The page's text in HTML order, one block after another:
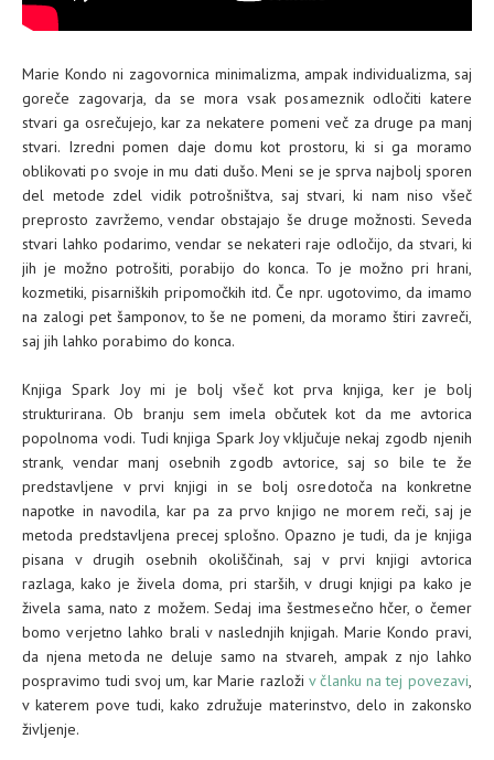
Marie Kondo ni zagovornica minimalizma, ampak individualizma, saj
goreče zagovarja, da se mora vsak posameznik odločiti katere
stvari ga osrečujejo, kar za nekatere pomeni več za druge pa manj
stvari. Izredni pomen daje domu kot prostoru, ki si ga moramo
oblikovati po svoje in mu dati dušo. Meni se je sprva najbolj sporen
del metode zdel vidik potrošništva, saj stvari, ki nam niso všeč
preprosto zavržemo, vendar obstajajo še druge možnosti. Seveda
stvari lahko podarimo, vendar se nekateri raje odločijo, da stvari, ki
jih je možno potrošiti, porabijo do konca. To je možno pri hrani,
kozmetiki, pisarniških pripomočkih itd. Če npr. ugotovimo, da imamo
na zalogi pet šamponov, to še ne pomeni, da moramo štiri zavreči,
saj jih lahko porabimo do konca.
Knjiga Spark Joy mi je bolj všeč kot prva knjiga, ker je bolj
strukturirana. Ob branju sem imela občutek kot da me avtorica
popolnoma vodi. Tudi knjiga Spark Joy vključuje nekaj zgodb njenih
strank, vendar manj osebnih zgodb avtorice, saj so bile te že
predstavljene v prvi knjigi in se bolj osredotoča na konkretne
napotke in navodila, kar pa za prvo knjigo ne morem reči, saj je
metoda predstavljena precej splošno. Opazno je tudi, da je knjiga
pisana v drugih osebnih okoliščinah, saj v prvi knjigi avtorica
razlaga, kako je živela doma, pri starših, v drugi knjigi pa kako je
živela sama, nato z možem. Sedaj ima šestmesečno hčer, o čemer
bomo verjetno lahko brali v naslednjih knjigah. Marie Kondo pravi,
da njena metoda ne deluje samo na stvareh, ampak z njo lahko
pospravimo tudi svoj um, kar Marie razloživ članku na tej povezavi
v katerem pove tudi, kako združuje materinstvo, delo in zakonsko
življenje.